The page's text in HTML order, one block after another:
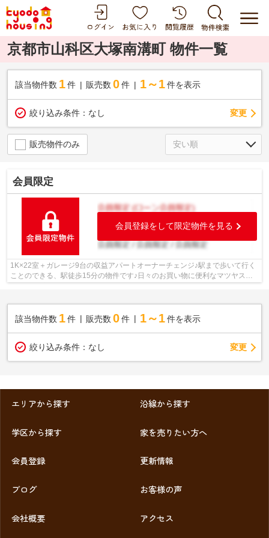
京都市山科区大塚南溝町 物件一覧
該当物件数 1件 販売数 0 件 1～1 件を表示
絞り込み条件： なし 変更
販売物件のみ
会員限定
会員登録をして限定物件を見る
1K×22室＋ガレージ9台の収益アパートオーナーチェンジ♪駅まで歩いて行く
ことのできる、駅徒歩15分の物件です♪日々のお買い物に便利なマツヤスー
パー 大塚店が501m以内にあります♪ファ...
該当物件数 1件 販売数 0 件 1～1 件を表示
絞り込み条件： なし 変更
エリアから探す 沿線から探す
学区から探す 家を売りたい方へ
会員登録 更新情報
ブログ お客様の声
会社概要 アクセス